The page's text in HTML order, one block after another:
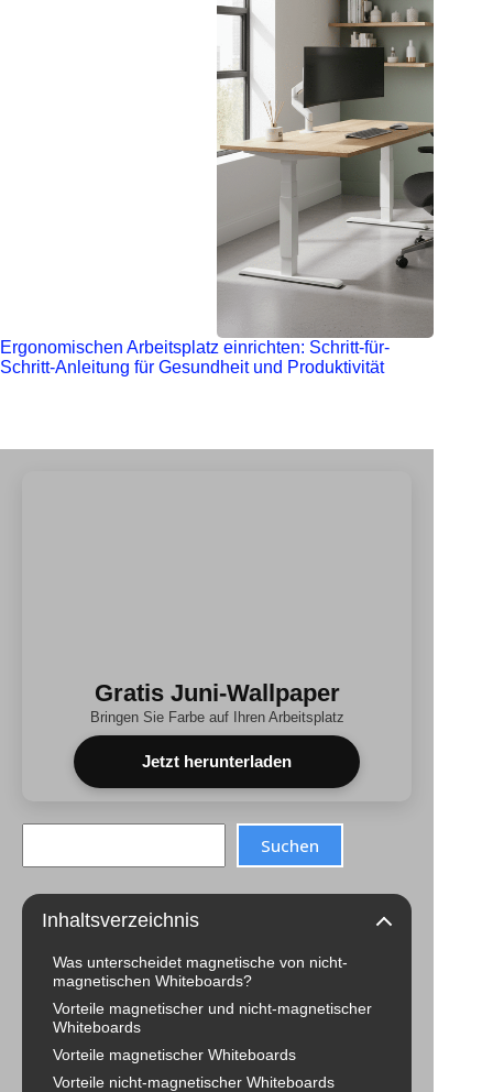
Ergonomischen Arbeitsplatz einrichten: Schritt-für-
Schritt-Anleitung für Gesundheit und Produktivität
Gratis Juni-Wallpaper
Bringen Sie Farbe auf Ihren Arbeitsplatz
Jetzt herunterladen
Suchen
Inhaltsverzeichnis
Was unterscheidet magnetische von nicht-
magnetischen Whiteboards?
Vorteile magnetischer und nicht-magnetischer
Whiteboards
Vorteile magnetischer Whiteboards
Vorteile nicht-magnetischer Whiteboards